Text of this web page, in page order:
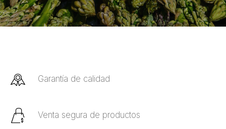
Garantía de calidad
Venta segura de productos